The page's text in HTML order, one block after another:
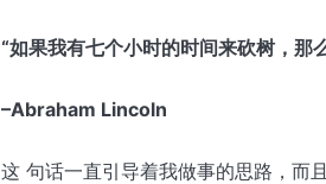
“如果我有七个小时的时间来砍树，那
–Abraham Lincoln
这 句话一直引导着我做事的思路，